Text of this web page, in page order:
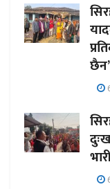
छैन’